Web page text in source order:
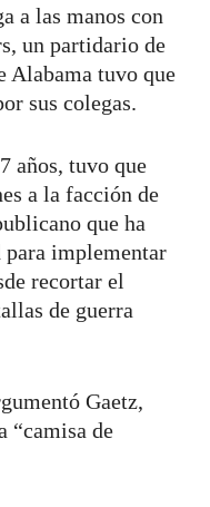
a las manos con
un partidario de
Alabama tuvo que
sus colegas.
años, tuvo que
a la facción de
que ha
para implementar
recortar el
de guerra
Gaetz,
“camisa de